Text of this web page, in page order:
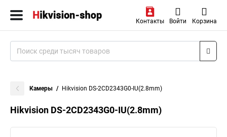
Контакты Войти Корзина
Камеры Hikvision DS-2CD2343G0-IU(2.8mm)
Hikvision DS-2CD2343G0-IU(2.8mm)